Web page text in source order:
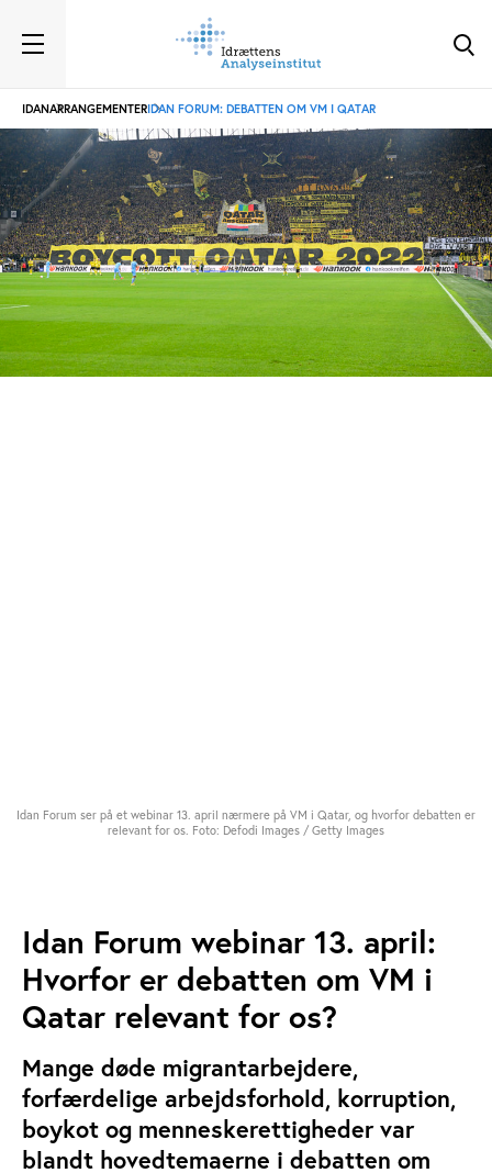
IDANARRANGEMENTERIDAN FORUM: DEBATTEN OM VM I QATAR
Idan Forum ser på et webinar 13. april nærmere på VM i Qatar, og hvorfor debatten er
relevant for os. Foto: Defodi Images / Getty Images
Idan Forum webinar 13. april:
Hvorfor er debatten om VM i
Qatar relevant for os?
Mange døde migrantarbejdere,
forfærdelige arbejdsforhold, korruption,
boykot og menneskerettigheder var
blandt hovedtemaerne i debatten om